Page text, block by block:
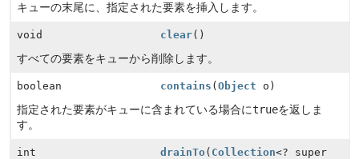
キューの末尾に、指定された要素を挿入します。
void clear()
すべての要素をキューから削除します。
boolean contains (Object o)
指定された要素がキューに含まれている場合にtrueを返しま
す。
int drainTo( Collection<? super